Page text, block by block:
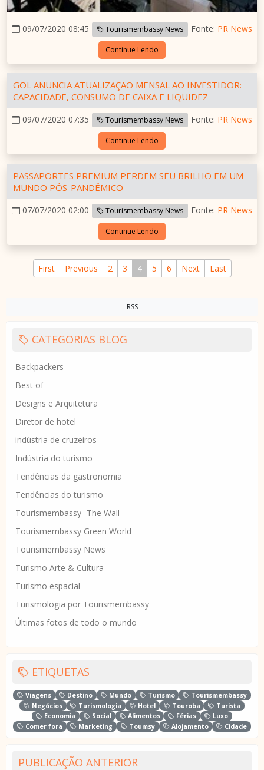
09/07/2020 08:45 Tourismembassy News Fonte: PR News
Continue Lendo
GOL ANUNCIA ATUALIZAÇÃO MENSAL AO INVESTIDOR:
CAPACIDADE, CONSUMO DE CAIXA E LIQUIDEZ
09/07/2020 07:35 Tourismembassy News Fonte: PR News
Continue Lendo
PASSAPORTES PREMIUM PERDEM SEU BRILHO EM UM
MUNDO PÓS-PANDÊMICO
07/07/2020 02:00 Tourismembassy News Fonte: PR News
Continue Lendo
First Previous 2 3 4 5 6 Next Last
RSS
CATEGORIAS BLOG
Backpackers
Best of
Designs e Arquitetura
Diretor de hotel
indústria de cruzeiros
Indústria do turismo
Tendências da gastronomia
Tendências do turismo
Tourismembassy -The Wall
Tourismembassy Green World
Tourismembassy News
Turismo Arte & Cultura
Turismo espacial
Turismologia por Tourismembassy
Últimas fotos de todo o mundo
ETIQUETAS
Viagens Destino Mundo Turismo
Tourismembassy
Negócios
Turismologia Hotel Touroba
Turista
Economia
Social Alimentos Férias
Luxo
Comer fora
Marketing Toumsy Alojamento Cidade
PUBLICAÇÃO ANTERIOR